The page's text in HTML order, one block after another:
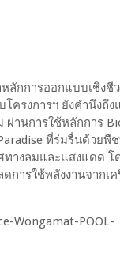
ลักการออกแบบเชิงชี
ครงการฯ ยังคำนึงถึง
านการใช้หลักการ
ที่ร่มรื่นด้วยพื
ทางลมและแสงแดด โ
ารใช้พลังงานจากเค